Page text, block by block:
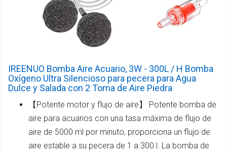
IREENUO Bomba Aire Acuario, 3W - 300L / H Bomba
Oxígeno Ultra Silencioso para pecera para Agua
Dulce y Salada con 2 Toma de Aire Piedra
【Potente motor y flujo de aire】 Potente bomba de
aire para acuarios con una tasa máxima de flujo de
aire de 5000 ml por minuto, proporciona un flujo de
aire estable a su pecera de 1 a 300 l. La bomba de